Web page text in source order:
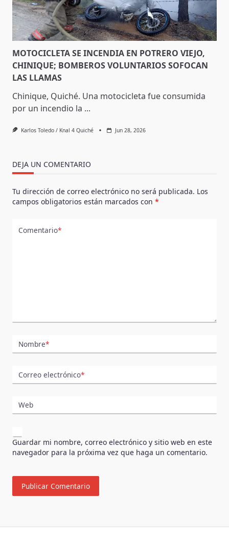
MOTOCICLETA SE INCENDIA EN POTRERO VIEJO,
CHINIQUE; BOMBEROS VOLUNTARIOS SOFOCAN
LAS LLAMAS
Chinique, Quiché. Una motocicleta fue consumida
por un incendio la ...
Karlos Toledo / Knal 4 Quiché Jun 28, 2026
DEJA UN COMENTARIO
Tu dirección de correo electrónico no será publicada. Los
campos obligatorios están marcados con *
Comentario*
Nombre*
Correo electrónico*
Web
Guardar mi nombre, correo electrónico y sitio web en este
navegador para la próxima vez que haga un comentario.